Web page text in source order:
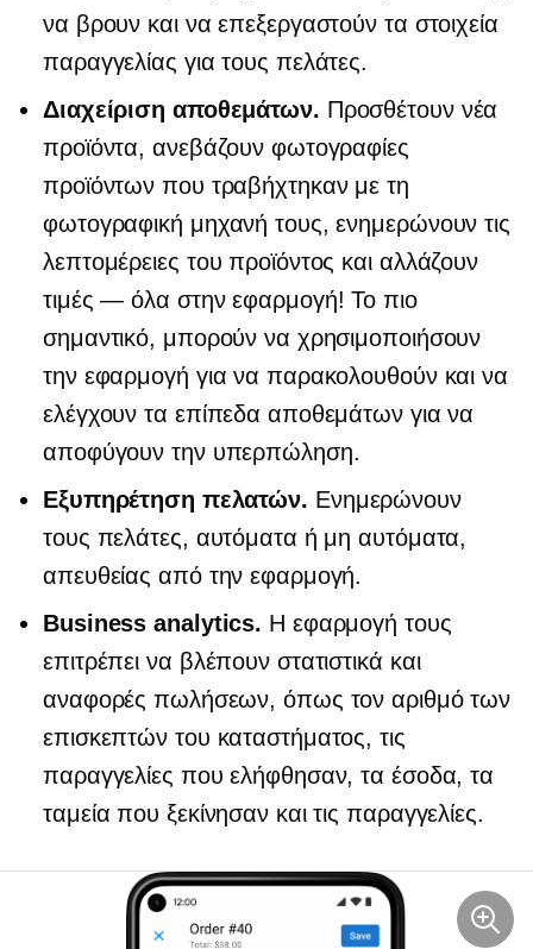
να βρουν και να επεξεργαστούν τα στοιχεία
παραγγελίας για τους πελάτες.
Διαχείριση αποθεμάτων. Προσθέτουν νέα
προϊόντα, ανεβάζουν φωτογραφίες
προϊόντων που τραβήχτηκαν με τη
φωτογραφική μηχανή τους, ενημερώνουν τις
λεπτομέρειες του προϊόντος και αλλάζουν
τιμές — όλα στην εφαρμογή! Το πιο
σημαντικό, μπορούν να χρησιμοποιήσουν
την εφαρμογή για να παρακολουθούν και να
ελέγχουν τα επίπεδα αποθεμάτων για να
αποφύγουν την υπερπώληση.
Εξυπηρέτηση πελατών. Ενημερώνουν
τους πελάτες, αυτόματα ή μη αυτόματα,
απευθείας από την εφαρμογή.
Business analytics. Η εφαρμογή τους
επιτρέπει να βλέπουν στατιστικά και
αναφορές πωλήσεων, όπως τον αριθμό των
επισκεπτών του καταστήματος, τις
παραγγελίες που ελήφθησαν, τα έσοδα, τα
ταμεία που ξεκίνησαν και τις παραγγελίες.